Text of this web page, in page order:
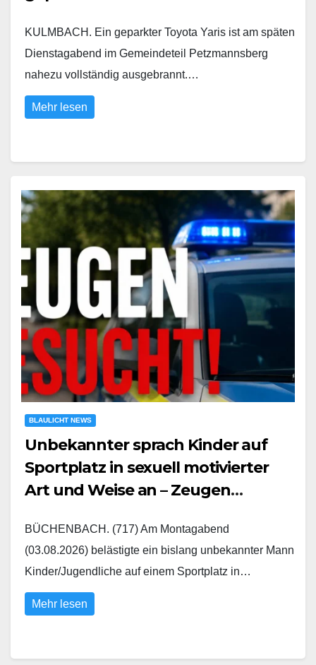
KULMBACH. Ein geparkter Toyota Yaris ist am späten
Dienstagabend im Gemeindeteil Petzmannsberg
nahezu vollständig ausgebrannt.…
Mehr lesen
BLAULICHT NEWS
Unbekannter sprach Kinder auf
Sportplatz in sexuell motivierter
Art und Weise an – Zeugen
BÜCHENBACH. (717) Am Montagabend
(03.08.2026) belästigte ein bislang unbekannter Mann
Kinder/Jugendliche auf einem Sportplatz in…
Mehr lesen